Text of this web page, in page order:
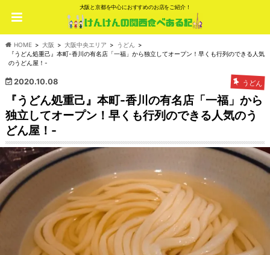
大阪と京都を中心におすすめのお店をご紹介！
HOME 大阪 大阪中央エリア
うどん
『うどん処重己』本町-香川の有名店「一福」から独立してオープン！早くも行列のできる人気
のうどん屋！-
2020.10.08 うどん
『うどん処重己』本町-香川の有名店「一福」から
独立してオープン！早くも行列のできる人気のう
どん屋！-